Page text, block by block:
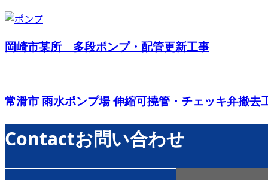
岡崎市某所 多段ポンプ・配管更新工事
常滑市 雨水ポンプ場 伸縮可撓管・チェッキ弁撤去
Contactお問い合わせ